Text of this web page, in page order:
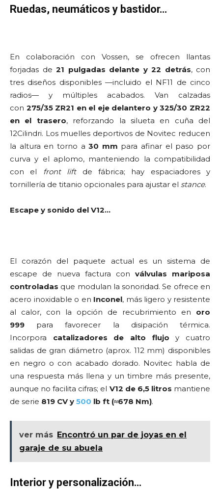
Ruedas, neumáticos y bastidor…
En colaboración con Vossen, se ofrecen llantas
forjadas de 21 pulgadas delante y 22 detrás, con
tres diseños disponibles —incluido el NF11 de cinco
radios— y múltiples acabados. Van calzadas
con 275/35 ZR21 en el eje delantero y 325/30 ZR22
en el trasero, reforzando la silueta en cuña del
12Cilindri. Los muelles deportivos de Novitec reducen
la altura en torno a30 mm para afinar el paso por
curva y el aplomo, manteniendo la compatibilidad
con el front liftde fábrica; hay espaciadores y
tornillería de titanio opcionales para ajustar el stance.
Escape y sonido del V12…
El corazón del paquete actual es un sistema de
escape de nueva factura con válvulas mariposa
controladas que modulan la sonoridad. Se ofrece en
acero inoxidable o en Inconel, más ligero y resistente
al calor, con la opción de recubrimiento en oro
999 para favorecer la disipación térmica.
Incorpora catalizadores de alto flujo y cuatro
salidas de gran diámetro (aprox. 112 mm) disponibles
en negro o con acabado dorado. Novitec habla de
una respuesta más llena y un timbre más presente,
aunque no facilita cifras; el V12 de 6,5 litros mantiene
de serie 819 CV y 500 lb ft (≈678 Nm).
ver más Encontró un par de joyas en el
garaje de su abuela
Interior y personalización…